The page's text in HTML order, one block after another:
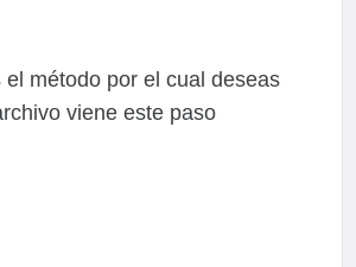
el método por el cual deseas
viene este paso